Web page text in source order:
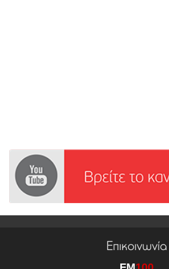
Επικοινωνία